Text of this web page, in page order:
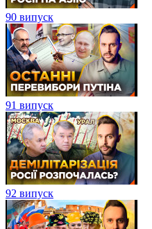
90 випуск
91 випуск
92 випуск